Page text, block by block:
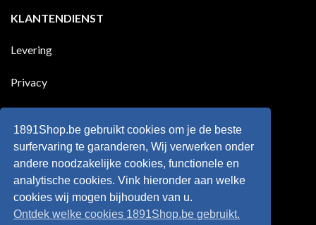
land
scoort
nog
eens
tegen
Wie
is
Haaland,
Europese
?
KLANTENDIENST
Levering
Privacy
Retourneren
Algemene voorwaarden
1891Shop.be gebruikt cookies om je de beste
surfervaring te garanderen, Wij verwerken onder
andere noodzakelijke cookies, functionele en
analytische cookies. Vink hieronder aan welke
cookies wij mogen bijhouden van u.
Ontdek welke cookies 1891Shop.be gebruikt.